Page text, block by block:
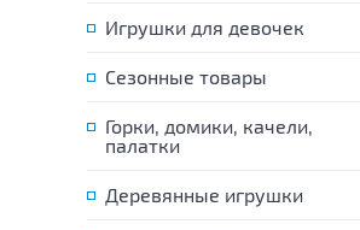
Игрушки для девочек
Сезонные товары
Горки, домики, качели,
палатки
Деревянные игрушки